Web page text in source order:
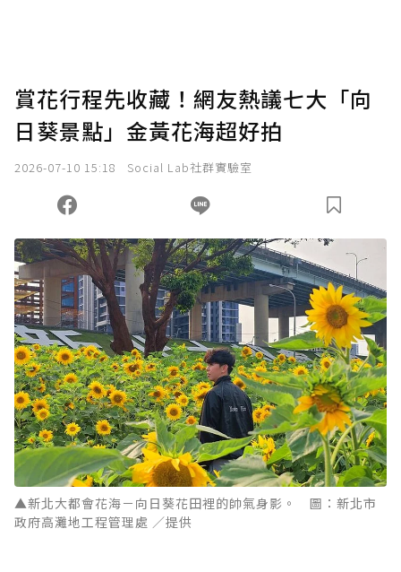
賞花行程先收藏！網友熱議七大「向
日葵景點」金黃花海超好拍
2026-07-10 15:18 Social Lab社群實驗室
▲新北大都會花海－向日葵花田裡的帥氣身影。 圖：新北市
政府高灘地工程管理處 ／提供